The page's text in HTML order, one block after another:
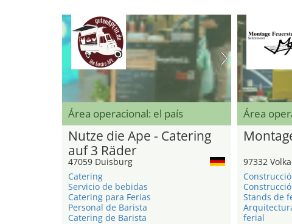
Área operacional: el país
Nutze die Ape - Catering
auf 3 Räder
47059 Duisburg
Catering
Servicio de bebidas
Catering para Ferias
Personal de Barista
Catering de Barista
Área
97332
Stands de
ferial